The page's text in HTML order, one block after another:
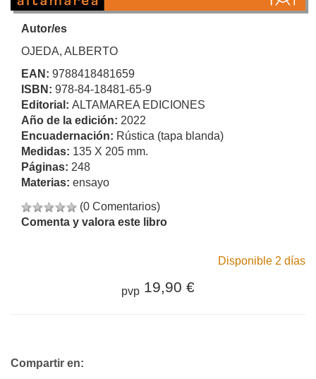
Autor/es
OJEDA, ALBERTO
EAN: 9788418481659
ISBN: 978-84-18481-65-9
Editorial: ALTAMAREA EDICIONES
Año de la edición: 2022
Encuadernación: Rústica (tapa blanda)
Medidas: 135 X 205 mm.
Páginas: 248
Materias: ensayo
(0 Comentarios)
Comenta y valora este libro
Disponible 2 días
pvp 19,90 €
Compartir en: